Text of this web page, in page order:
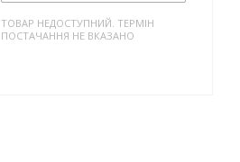
ТОВАР НЕДОСТУПНИЙ. ТЕРМІН
ПОСТАЧАННЯ НЕ ВКАЗАНО